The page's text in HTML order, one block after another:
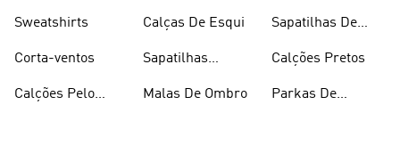
Sweatshirts
Corta-ventos
Calções Pelo
Calças De Esqui
Sapatilhas
Malas De Ombro
Sapatilhas De
Calções Pretos
Parkas De